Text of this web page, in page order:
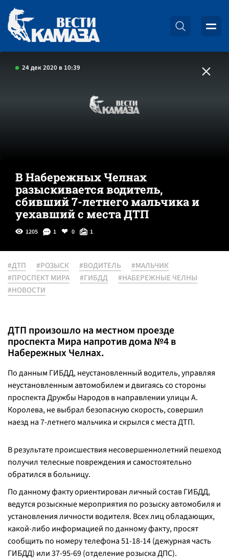
24 дек 2020 в 10:39
В Набережных Челнах
разыскивается водитель,
сбивший 7-летнего мальчика и
уехавший с места ДТП
1205 1 0 1
#ДТП #РОЗЫСК #ВОДИТЕЛЬ
#МАЛЬЧИК
#ПРОСПЕКТ МИРА
#ГИБДД
#НАБЕРЕЖНЫЕ ЧЕЛНЫ
#НОВОСТИ
ДТП произошло на местном проезде
проспекта Мира напротив дома №4 в
Набережных Челнах.
По данным ГИБДД, неустановленный водитель, управляя
неустановленным автомобилем и двигаясь со стороны
проспекта Дружбы Народов в направлении улицы А.
Королева, не выбрал безопасную скорость, совершил
наезд на 7-летнего мальчика и скрылся с места ДТП.
В результате происшествия несовершеннолетний пешеход
получил телесные повреждения и самостоятельно
обратился в больницу.
По данному факту ориентирован личный состав ГИБДД,
ведутся розыскные мероприятия по розыску автомобиля и
установления личности водителя. Всех лиц обладающих,
какой-либо информацией по данному факту, просят
сообщить по номеру телефона 51-18-14 (дежурная часть
ГИБДД) или 37-95-69 (отделение розыска ДПС).